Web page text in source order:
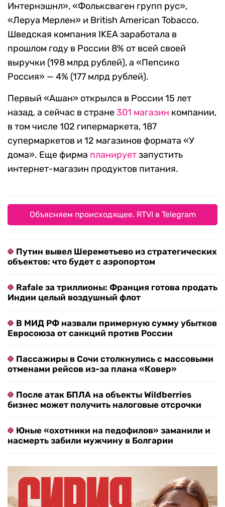
Интернэшнл», «Фольксваген групп рус»,
«Леруа Мерлен» и British American Tobacco.
Шведская компания IKEA заработала в
прошлом году в России 8% от всей своей
выручки (198 млрд рублей), а «Пепсико
Россия» — 4% (177 млрд рублей).
Первый «Ашан» открылся в России 15 лет
назад, а сейчас в стране301 магазин компании,
в том числе 102 гипермаркета, 187
супермаркетов и 12 магазинов формата «У
дома». Еще фирма планируетзапустить
интернет-магазин продуктов питания.
Объясняем происходящее. RTVI в Telegram
Путин вывел Шереметьево из стратегических
объектов: что будет с аэропортом
Rafale за триллионы: Франция готова продать
Индии целый воздушный флот
В МИД РФ назвали примерную сумму убытков
Евросоюза от санкций против России
Пассажиры в Сочи столкнулись с массовыми
отменами рейсов из-за плана «Ковер»
После атак БПЛА на объекты Wildberries
бизнес может получить налоговые отсрочки
Юные «охотники на педофилов» заманили и
насмерть забили мужчину в Болгарии